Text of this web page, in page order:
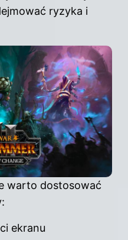
ryzyka i
warto dostosować
ekranu